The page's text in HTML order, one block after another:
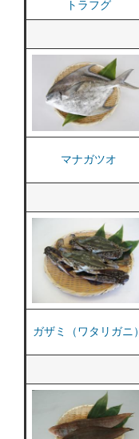
トラフグ
マナガツオ
ガザミ（ワタリガニ）